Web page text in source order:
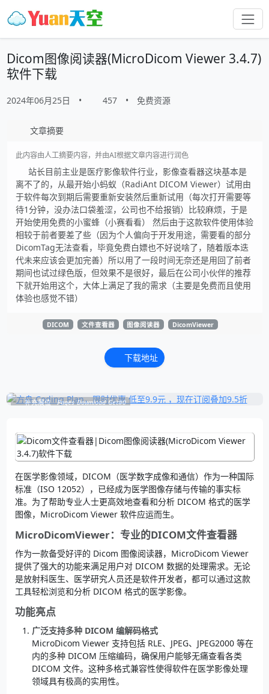
Dicom图像阅读器(MicroDicom Viewer 3.4.7)
软件下载
2024年06月25日 • 457 • 免费资源
文章摘要
此内容由人工摘要内容，并由AI根据文章内容进行润色
站长目前主业是医疗影像软件行业，影像查看器这块基本是
离不了的，从最开始小蚂蚁（RadiAnt DICOM Viewer）试用由
于软件每次到期后需要重新安装然后重新试用（每次打开需要等
待1分钟，没办法口袋羞涩，公司也不给报销）比较麻烦，于是
开始使用免费的小蜜蜂（小赛看看） 然后由于这款软件使用体验
相较于前者要差了些（因为个人偏向于开发用途，需要看的部分
DicomTag无法查看，毕竟免费白嫖也不好说啥了，随着版本迭
代未来应该会更加完善）所以用了一段时间无奈还是用回了前者
期间也试过绿色版，但效果不是很好，最后在公司小伙伴的推荐
下就开始用这个，大体上满足了我的需求（主要是免费而且使用
体验也感觉不错）
DICOM 文件查看器 图像阅读器 DicomViewer
下载地址
补充展位 Pages_Download_Get#0
在医学影像领域，DICOM（医学数字成像和通信）作为一种国际
标准（ISO 12052），已经成为医学图像存储与传输的事实标
准。为了帮助专业人士更高效地查看和分析 DICOM 格式的医学
图像，MicroDicom Viewer 软件应运而生。
MicroDicomViewer：专业的DICOM文件查看器
作为一款备受好评的 Dicom 图像阅读器，MicroDicom Viewer
提供了强大的功能来满足用户对 DICOM 数据的处理需求。无论
是放射科医生、医学研究人员还是软件开发者，都可以通过这款
工具轻松浏览和分析 DICOM 格式的医学影像。
功能亮点
广泛支持多种 DICOM 编解码格式
MicroDicom Viewer 支持包括 RLE、JPEG、JPEG2000 等在
内的多种 DICOM 压缩编码，确保用户能够无痛查看各类
DICOM 文件。这种多格式兼容性使得软件在医学影像处理
领域具有极高的实用性。